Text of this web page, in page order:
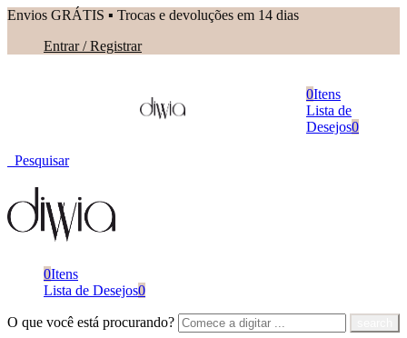
Envios GRÁTIS ▪︎ Trocas e devoluções em 14 dias
Entrar / Registrar
0Itens
Lista de
Desejos0
Pesquisar
0Itens
Lista de Desejos0
O que você está procurando?